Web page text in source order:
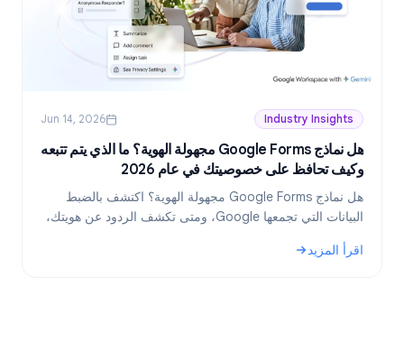
Industry Insights
Jun 14, 2026
هل نماذج Google Forms مجهولة الهوية؟ ما الذي يتم تتبعه
وكيف تحافظ على خصوصيتك في عام 2026
هل نماذج Google Forms مجهولة الهوية؟ اكتشف بالضبط
البيانات التي تجمعها Google، ومتى تكشف الردود عن هويتك،
اقرأ المزيد
: هل نماذج Google Forms مجهولة الهوية؟ ما الذي يتم تتبعه وكيف تحافظ على خصوصيتك في عام 2026